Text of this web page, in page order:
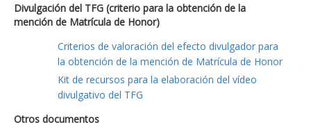
Divulgación del TFG (criterio para la obtención de la
mención de Matrícula de Honor)
Criterios de valoración del efecto divulgador para
la obtención de la mención de Matrícula de Honor
Kit de recursos para la elaboración del vídeo
divulgativo del TFG
Otros documentos